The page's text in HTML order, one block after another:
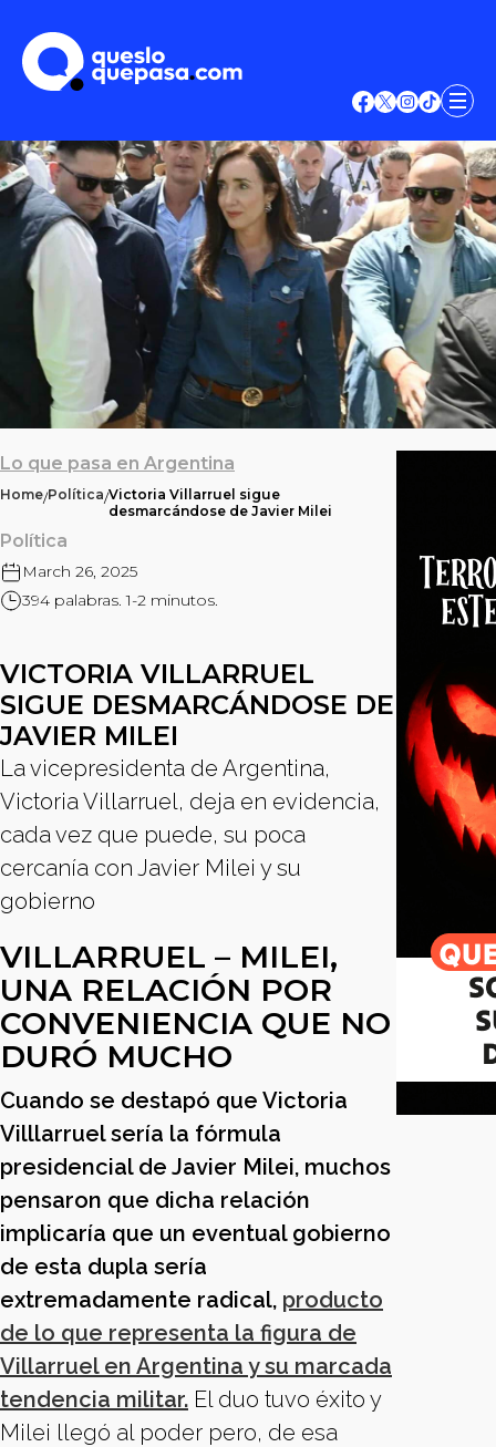
Lo que pasa en Argentina
Home/Política/Victoria Villarruel sigue
desmarcándose de Javier Milei
Política
March 26, 2025
394 palabras. 1-2 minutos.
VICTORIA VILLARRUEL
SIGUE DESMARCÁNDOSE DE
JAVIER MILEI
La vicepresidenta de Argentina,
Victoria Villarruel, deja en evidencia,
cada vez que puede, su poca
cercanía con Javier Milei y su
gobierno
VILLARRUEL – MILEI,
UNA RELACIÓN POR
CONVENIENCIA QUE NO
DURÓ MUCHO
Cuando se destapó que Victoria
Villlarruel sería la fórmula
presidencial de Javier Milei, muchos
pensaron que dicha relación
implicaría que un eventual gobierno
de esta dupla sería
extremadamente radical, producto
de lo que representa la figura de
Villarruel en Argentina y su marcada
tendencia militar. El duo tuvo éxito y
Milei llegó al poder pero, de esa